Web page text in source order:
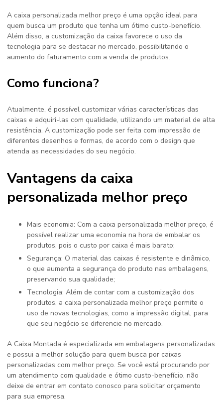
A caixa personalizada melhor preço é uma opção ideal para
quem busca um produto que tenha um ótimo custo-benefício.
Além disso, a customização da caixa favorece o uso da
tecnologia para se destacar no mercado, possibilitando o
aumento do faturamento com a venda de produtos.
Como funciona?
Atualmente, é possível customizar várias características das
caixas e adquiri-las com qualidade, utilizando um material de alta
resistência. A customização pode ser feita com impressão de
diferentes desenhos e formas, de acordo com o design que
atenda as necessidades do seu negócio.
Vantagens da caixa
personalizada melhor preço
Mais economia: Com a caixa personalizada melhor preço, é
possível realizar uma economia na hora de embalar os
produtos, pois o custo por caixa é mais barato;
Segurança: O material das caixas é resistente e dinâmico,
o que aumenta a segurança do produto nas embalagens,
preservando sua qualidade;
Tecnologia: Além de contar com a customização dos
produtos, a caixa personalizada melhor preço permite o
uso de novas tecnologias, como a impressão digital, para
que seu negócio se diferencie no mercado.
A Caixa Montada é especializada em embalagens personalizadas
e possui a melhor solução para quem busca por caixas
personalizadas com melhor preço. Se você está procurando por
um atendimento com qualidade e ótimo custo-benefício, não
deixe de entrar em contato conosco para solicitar orçamento
para sua empresa.